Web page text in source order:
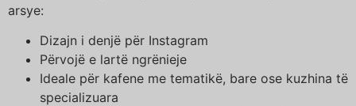
arsye:
Dizajn i denjë për Instagram
Përvojë e lartë ngrënieje
Ideale për kafene me tematikë, bare ose kuzhina të
specializuara